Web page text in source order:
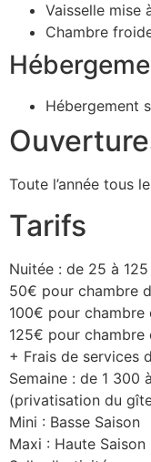
Vaisselle mise
Chambre
Hébergement
Toute l’année tous
Tarifs
Nuitée : de 25 à
50€ pour chambre
100€ pour chambre
125€ pour chambre
+ Frais de services
Semaine : de 1 300
(privatisation du
Mini : Basse Saison
Maxi : Haute Saison